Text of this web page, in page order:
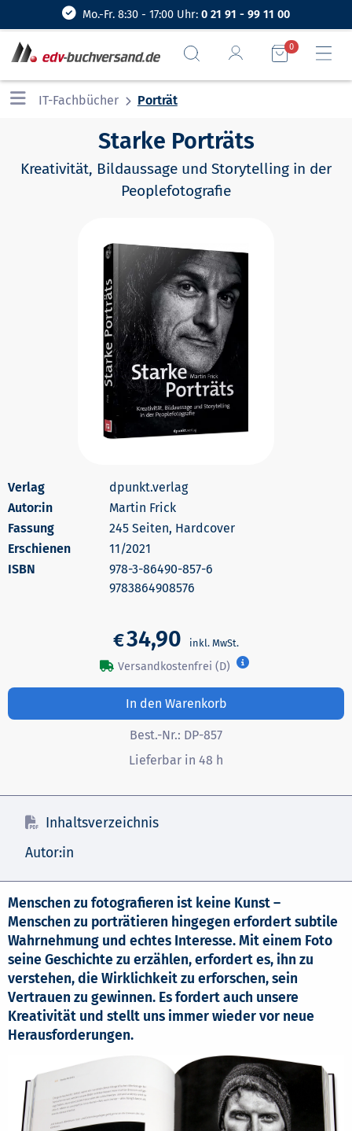
Mo.-Fr. 8:30 - 17:00 Uhr: 0 21 91 - 99 11 00
0
IT-Fachbücher Porträt
Starke Porträts
Kreativität, Bildaussage und Storytelling in der
Peoplefotografie
dpunkt.verlag
Autor:in
Martin Frick
245 Seiten, Hardcover
Erschienen
11/2021
978-3-86490-857-6
9783864908576
€34,90
Versandkostenfrei (D)
In den Warenkorb
Best.-Nr.: DP-857
Lieferbar in 48 h
Inhaltsverzeichnis
Autor:in
Menschen zu fotografieren ist keine Kunst –
Menschen zu porträtieren hingegen erfordert subtile
Wahrnehmung und echtes Interesse. Mit einem Foto
seine Geschichte zu erzählen, erfordert es, ihn zu
verstehen, die Wirklichkeit zu erforschen, sein
Vertrauen zu gewinnen. Es fordert auch unsere
Kreativität und stellt uns immer wieder vor neue
Herausforderungen.